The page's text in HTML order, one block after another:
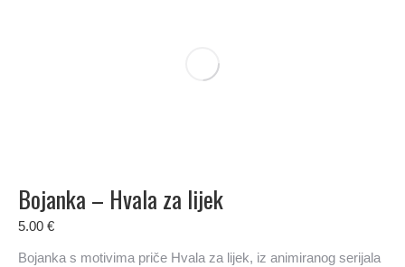
Bojanka – Hvala za lijek
5.00 €
Bojanka s motivima priče Hvala za lijek, iz animiranog serijala